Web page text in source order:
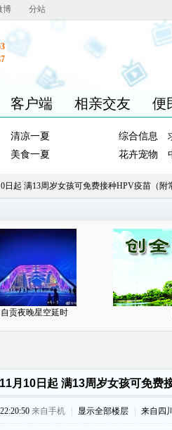
博 分站
客户端 相亲交友 便
清凉一夏
美食一夏
综合信息
花卉宠物
日起 满13周岁女孩可免费接种HPV疫苗（附
自贡夜晚星空延时
月10日起 满13周岁女孩可免费
来自手机 显示全部楼层 来自四川